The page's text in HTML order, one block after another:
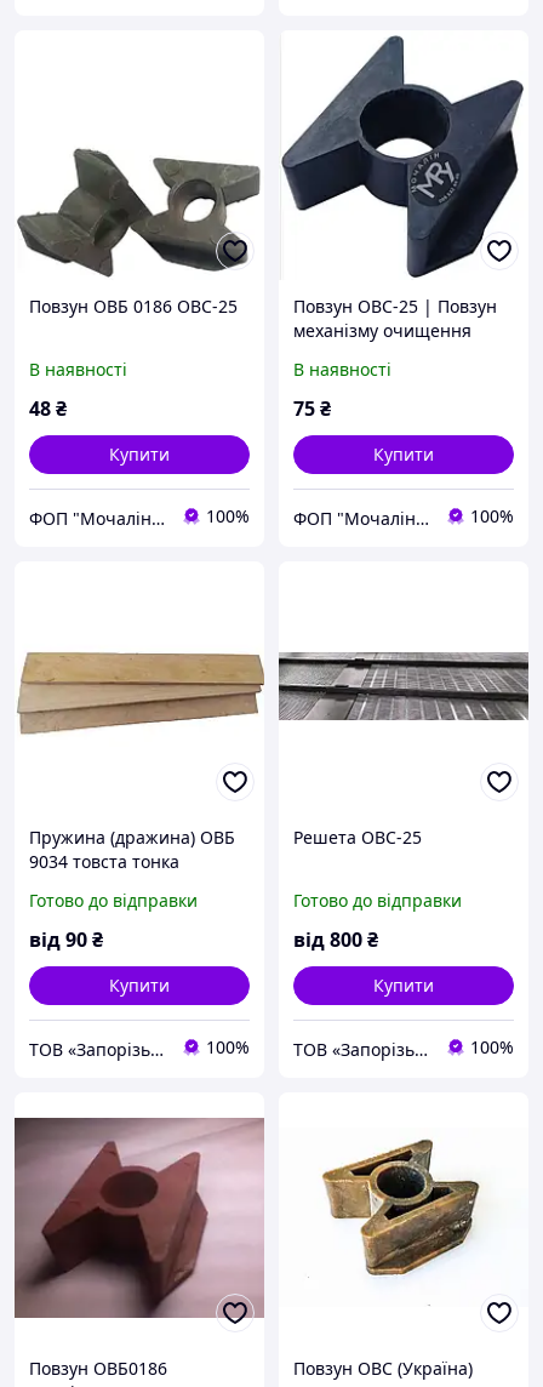
Повзун ОВБ 0186 ОВС-25
В наявності
48₴
Купити
ФОП "Мочалін Р.Ю." 100%
Повзун ОВС-25 | Повзун
механізму очищення
В наявності
75₴
Купити
ФОП "Мочалін Р.Ю." 100%
Пружина (дражина) ОВБ
9034 товста тонка
Готово до відправки
від90₴
Купити
ТОВ «Запорізький Зерновоз» 100%
Решета ОВС-25
Готово до відправки
від800₴
Купити
ТОВ «Запорізький Зерновоз» 100%
Повзун ОВБ0186
Повзун ОВС (Україна)